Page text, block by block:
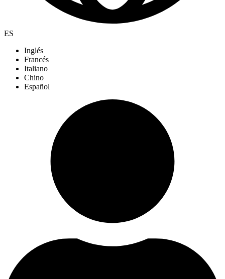
ES
Inglés
Francés
Italiano
Chino
Español